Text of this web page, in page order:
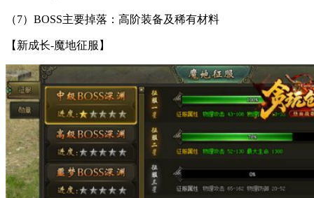
（7）BOSS主要掉落：高阶装备及稀有材料
【新成长-魔地征服】